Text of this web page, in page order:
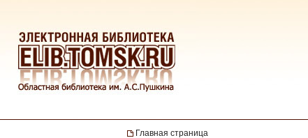
Главная страница